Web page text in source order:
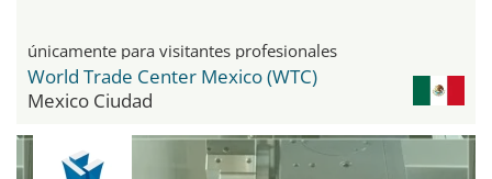
únicamente para visitantes profesionales
World Trade Center Mexico (WTC)
Mexico Ciudad